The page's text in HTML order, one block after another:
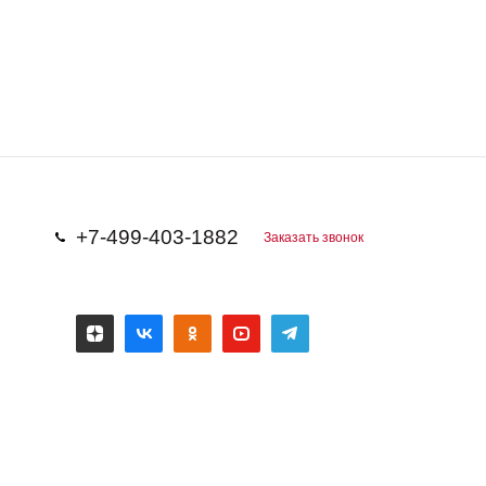
+7-499-403-1882 Заказать звонок